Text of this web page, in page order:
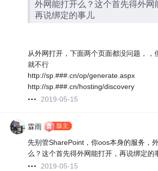
外网能打开么？这个首先得外网
再说绑定的事儿
从外网打开，下面两个页面都没问题，，
就不行
http://sp.###.cn/op/generate.aspx
http://sp.###.cn/hosting/discovery
2019-05-15
霖雨 版主
先别管SharePoint，你oos本身的服务，
么？这个首先得外网能打开，再说绑定的
2019-05-15